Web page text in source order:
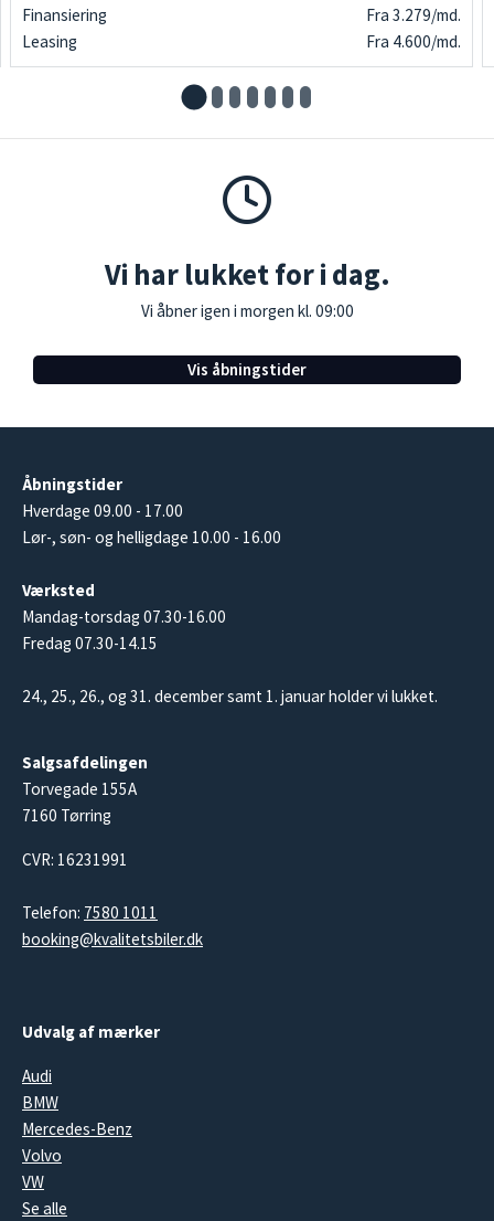
Finansiering
Fra 3.279/md.
Leasing
Fra 4.600/md.
Vi har lukket for i dag.
Vi åbner igen i morgen kl. 09:00
Vis åbningstider
Åbningstider
Hverdage 09.00 - 17.00
Lør-, søn- og helligdage 10.00 - 16.00
Værksted
Mandag-torsdag 07.30-16.00
Fredag 07.30-14.15
24., 25., 26., og 31. december samt 1. januar holder vi lukket.
Salgsafdelingen
Torvegade 155A
7160 Tørring
CVR: 16231991
Telefon: 7580 1011
booking@kvalitetsbiler.dk
Udvalg af mærker
Audi
BMW
Mercedes-Benz
Volvo
VW
Se alle